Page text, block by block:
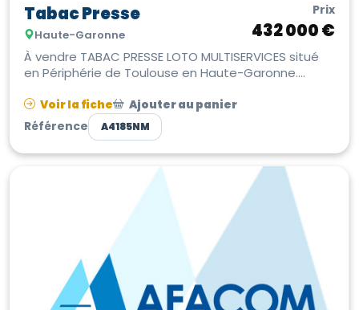
Tabac Presse
Haute-Garonne
Prix
432 000 €
À vendre TABAC PRESSE LOTO MULTISERVICES situé
en Périphérie de Toulouse en Haute-Garonne.
Voir la fiche Ajouter au panier
Référence A4185NM